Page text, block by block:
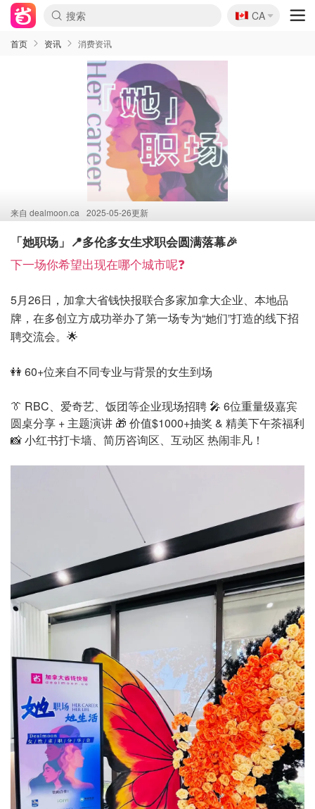
🇨🇦
CA
首页 资讯 消费资讯
来自 dealmoon.ca 2025-05-26更新
「她职场」📍多伦多女生求职会圆满落幕🎉
下一场你希望出现在哪个城市呢❓
5月26日，加拿大省钱快报联合多家加拿大企业、本地品
牌，在多创立方成功举办了第一场专为“她们”打造的线下招
聘交流会。🌟
👭 60+位来自不同专业与背景的女生到场
👔 RBC、爱奇艺、饭团等企业现场招聘 🎤 6位重量级嘉宾
圆桌分享 + 主题演讲 🎁 价值$1000+抽奖 & 精美下午茶福利
📸 小红书打卡墙、简历咨询区、互动区 热闹非凡！